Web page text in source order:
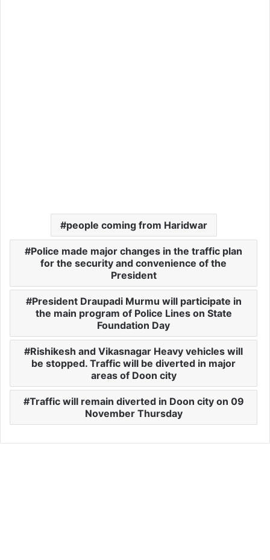
people coming from Haridwar
Police made major changes in the traffic plan
for the security and convenience of the
President
President Draupadi Murmu will participate in
the main program of Police Lines on State
Foundation Day
Rishikesh and Vikasnagar Heavy vehicles will
be stopped. Traffic will be diverted in major
areas of Doon city
Traffic will remain diverted in Doon city on 09
November Thursday